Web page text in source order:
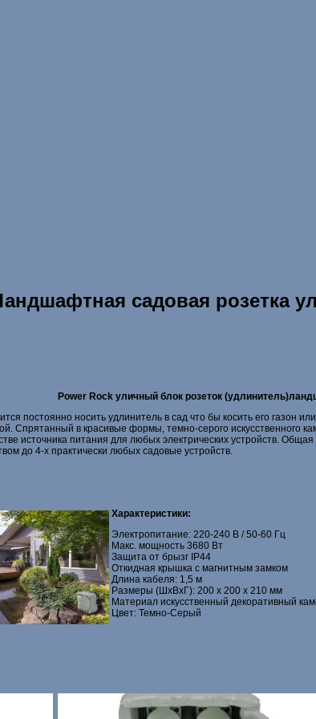
садовая розетка
Power Rock уличный блок розеток
постоянно носить удлинитель в сад что бы косить его газон
Спрятанный в красивые формы, темно-серого искусственного
источника питания для любых электрических устройств.
до 4-х практически любых садовые устройств.
Характеристики:
Электропитание: 220-240 В / 50-60 Гц
Макс. мощность 3680 Вт
Защита от брызг IP44
Откидная крышка с магнитным замком
Длина кабеля: 1,5 м
Размеры (ШхВхГ): 200 x 200 x 210 мм
Материал искусственный декоративный
Цвет: Темно-Серый